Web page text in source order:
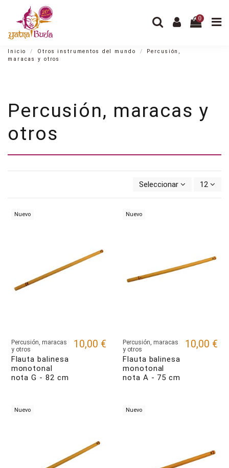
0
Inicio Otros instrumentos del mundo
Percusión,
maracas y otros
Percusión, maracas y
otros
Seleccionar 12
Nuevo
Percusión, maracas
y otros
Flauta balinesa
monotonal
nota G - 82 cm
10,00 €
Nuevo
Percusión, maracas
y otros
Flauta balinesa
monotonal
nota A - 75 cm
10,00 €
Nuevo Nuevo